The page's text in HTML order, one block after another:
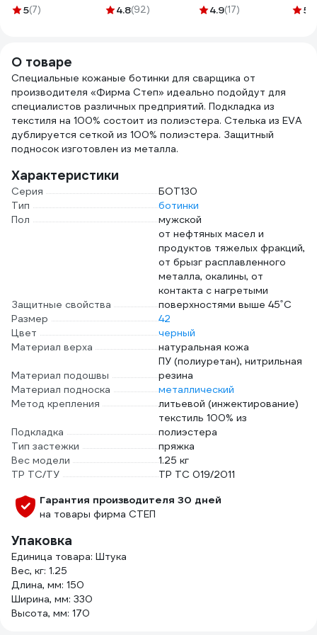
5(7)
SD5 15 Вт 456198
4.8(92)
темно-синий
4.9(17) 5
О товаре
Специальные кожаные ботинки для сварщика от
производителя «Фирма Степ» идеально подойдут для
специалистов различных предприятий. Подкладка из
текстиля на 100% состоит из полиэстера. Стелька из EVA
дублируется сеткой из 100% полиэстера. Защитный
подносок изготовлен из металла.
Характеристики
Серия
БОТ130
Тип
ботинки
Пол
мужской
Защитные свойства
от нефтяных масел и
продуктов тяжелых фракций,
от брызг расплавленного
металла, окалины, от
контакта с нагретыми
поверхностями выше 45˚С
Размер
42
Цвет
черный
Материал верха
натуральная кожа
Материал подошвы
ПУ (полиуретан), нитрильная
резина
Материал подноска
металлический
Метод крепления
литьевой (инжектирование)
Подкладка
текстиль 100% из
полиэстера
Тип застежки
пряжка
Вес модели
1.25 кг
ТР ТС/ТУ
ТР ТС 019/2011
Гарантия производителя 30 дней
на товары фирма СТЕП
Упаковка
Единица товара: Штука
Вес, кг: 1.25
Длина, мм: 150
Ширина, мм: 330
Высота, мм: 170